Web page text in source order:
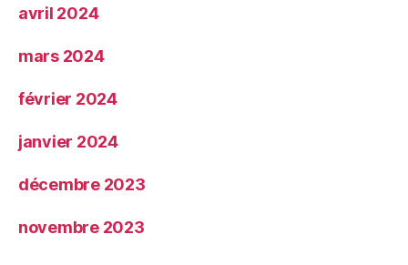
avril 2024
mars 2024
février 2024
janvier 2024
décembre 2023
novembre 2023